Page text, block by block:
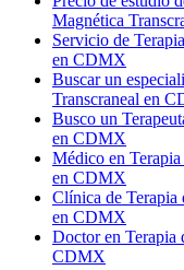
Magnética
Servicio de
en CDMX
Buscar un
Transcraneal en
Busco un
en CDMX
Médico en
en CDMX
Clínica de Terapia
en CDMX
Doctor en Terapia
CDMX